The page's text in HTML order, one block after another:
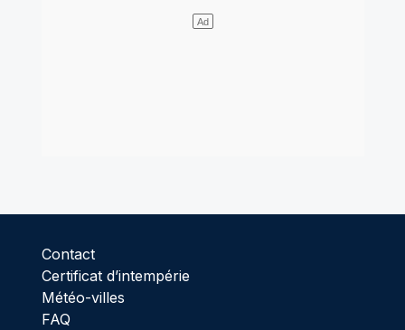
Contact
Certificat d’intempérie
Météo-villes
FAQ